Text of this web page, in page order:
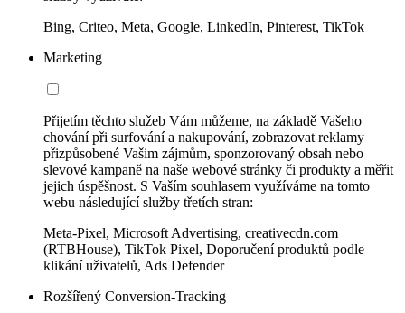
Bing, Criteo, Meta, Google, LinkedIn, Pinterest, TikTok
Marketing
Přijetím těchto služeb Vám můžeme, na základě Vašeho
chování při surfování a nakupování, zobrazovat reklamy
přizpůsobené Vašim zájmům, sponzorovaný obsah nebo
slevové kampaně na naše webové stránky či produkty a měřit
jejich úspěšnost. S Vaším souhlasem využíváme na tomto
webu následující služby třetích stran:
Meta-Pixel, Microsoft Advertising, creativecdn.com
(RTBHouse), TikTok Pixel, Doporučení produktů podle
klikání uživatelů, Ads Defender
Rozšířený Conversion-Tracking